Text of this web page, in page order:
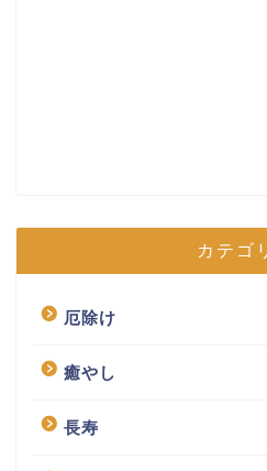
カテゴ
厄除け
癒やし
長寿